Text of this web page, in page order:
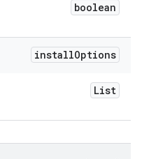
boolean
installOptions
List